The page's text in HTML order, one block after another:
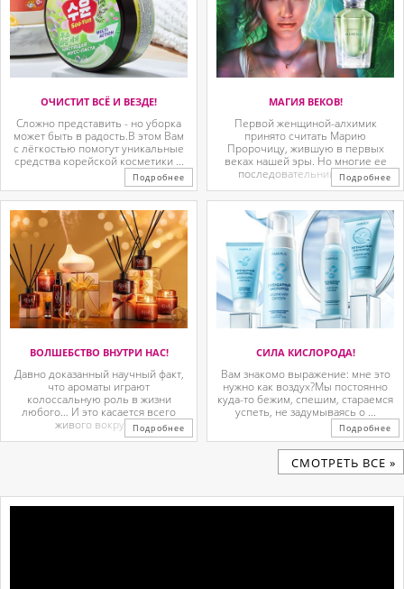
ОЧИСТИТ ВСЁ И ВЕЗДЕ!
Сложно представить - но уборка
может быть в радость.В этом Вам
с лёгкостью помогут уникальные
средства корейской косметики ...
Подробнее
МАГИЯ ВЕКОВ!
Первой женщиной-алхимик
принято считать Марию
Пророчицу, жившую в первых
веках нашей эры. Но многие ее
последовательницы так ...
Подробнее
ВОЛШЕБСТВО ВНУТРИ НАС!
Давно доказанный научный факт,
что ароматы играют
колоссальную роль в жизни
любого… И это касается всего
живого вокруг. ...Подробнее
СИЛА КИСЛОРОДА!
Вам знакомо выражение: мне это
нужно как воздух?Мы постоянно
куда-то бежим, спешим, стараемся
успеть, не задумываясь о ...
Подробнее
CМОТРЕТЬ ВСЕ »